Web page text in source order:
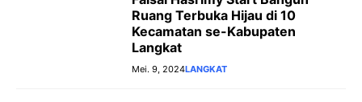
Ruang Terbuka Hijau di 10
Kecamatan se-Kabupaten
Langkat
Mei. 9, 2024LANGKAT